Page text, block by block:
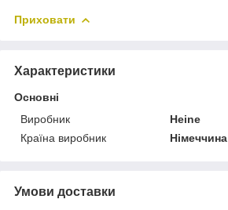
Приховати
Характеристики
Основні
Виробник
Heine
Країна виробник
Німеччина
Умови доставки